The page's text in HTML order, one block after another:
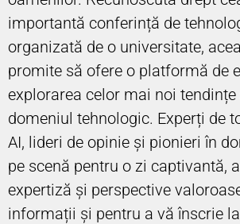
importantă conferință de
organizată de o universitate,
promite să ofere o platformă de
explorarea celor mai noi
domeniul tehnologic. Experți de
AI, lideri de opinie și pionieri în
pe scenă pentru o zi captivantă,
expertiză și perspective
informații și pentru a vă înscrie